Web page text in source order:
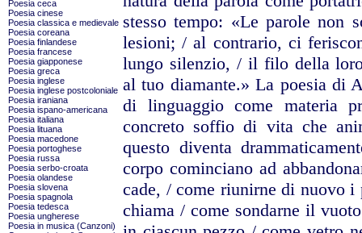
Poesia ceca
Poesia cinese
Poesia classica e medievale
Poesia coreana
Poesia finlandese
Poesia francese
Poesia giapponese
Poesia greca
Poesia inglese
Poesia inglese postcoloniale
Poesia iraniana
Poesia ispano-americana
Poesia italiana
Poesia lituana
Poesia macedone
Poesia portoghese
Poesia russa
Poesia serbo-croata
Poesia olandese
Poesia slovena
Poesia spagnola
Poesia tedesca
Poesia ungherese
Poesia in musica (Canzoni)
stesso tempo: «Le parole non
lesioni; / al contrario, ci
lungo silenzio, / il filo della
al tuo diamante.» La poesia di
di linguaggio come materia
concreto soffio di vita che
questo diventa
corpo cominciano ad
cade, / come riunirne di nuovo i
chiama / come sondarne il